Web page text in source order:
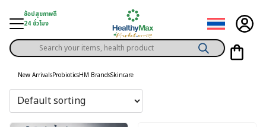
content
ช้อปสุขภาพดี
24 ชั่วโมง
Solution
Products
search
New ArrivalsProbioticsHM BrandsSkincare